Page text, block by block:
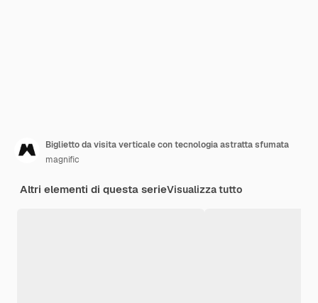
Biglietto da visita verticale con tecnologia astratta sfumata
magnific
Altri elementi di questa serieVisualizza tutto